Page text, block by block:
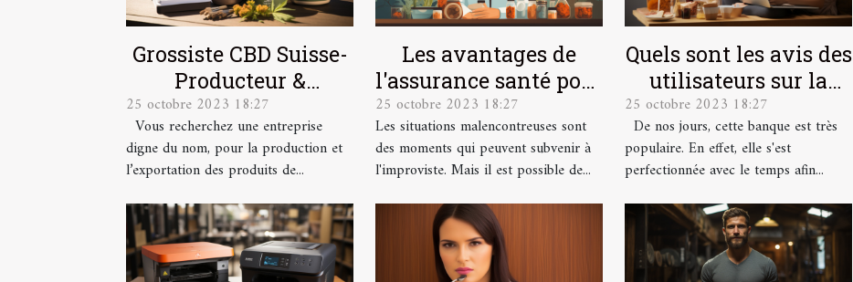
Grossiste CBD Suisse-
Producteur &
Exportateur
25 octobre 2023 18:27
Vous recherchez une entreprise
digne du nom, pour la production et
l’exportation des produits de...
Les avantages de
l'assurance santé pour
les salariés
25 octobre 2023 18:27
Les situations malencontreuses sont
des moments qui peuvent subvenir à
l'improviste. Mais il est possible de...
Quels sont les avis des
utilisateurs sur la
banque en ligne
Boursorama ?
25 octobre 2023 18:27
De nos jours, cette banque est très
populaire. En effet, elle s'est
perfectionnée avec le temps afin...